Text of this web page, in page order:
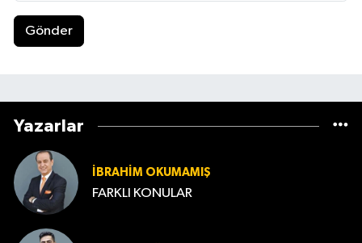
Gönder
Yazarlar
İBRAHIM OKUMAMIŞ
FARKLI KONULAR